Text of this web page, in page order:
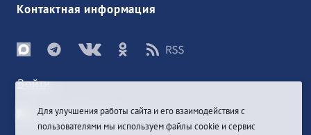
Контактная информация
Войти
Для улучшения работы сайта и его взаимодействия с
пользователями мы используем файлы cookie и сервис